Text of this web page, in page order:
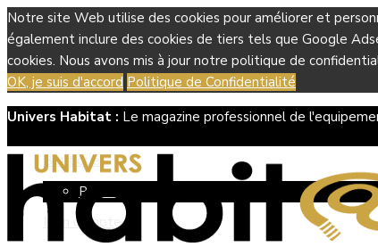
Notre site Web utilise des cookies pour améliorer et
également inclure des cookies de tiers tels que Google
cookies. Nous avons mis à jour notre politique de
OK, je suis d'accord Politique de Confidentialité
Univers Habitat : Le magazine professionnel de
Boutique
Panier
Mon compte